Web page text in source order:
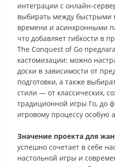
интеграции с
выбирать между быстрыми
времени и асинхронными
что добавляет гибкости в
The Conquest of Go
кастомизации: можно
доски в зависимости от
подготовки, а также
стили — от классических,
традиционной игры Го, до
игровому процессу особую
Значение проекта для
успешно сочетает в себе
настольной игры и